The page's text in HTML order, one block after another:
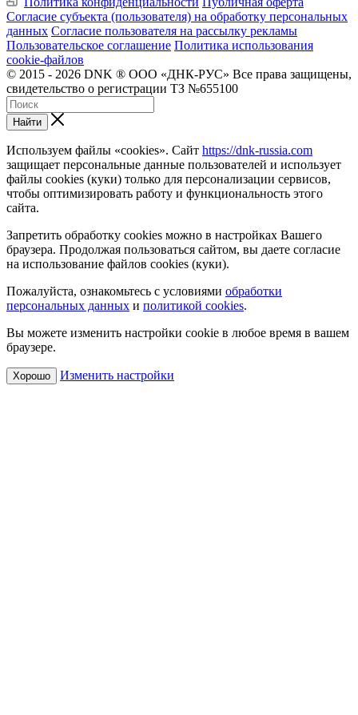
Согласие субъекта (пользователя) на обработку персональных
данных Согласие пользователя на рассылку рекламы
Пользовательское соглашение Политика использования
cookie-файлов
© 2015 - 2026 DNK ® ООО «ДНК-РУС» Все права защищены,
свидетельство о регистрации ТЗ №655100
Найти
Используем файлы «cookies». Сайт https://dnk-russia.com
защищает персональные данные пользователей и использует
файлы cookies (куки) только для персонализации сервисов,
чтобы оптимизировать работу и функциональность этого
сайта.
Запретить обработку cookies можно в настройках Вашего
браузера. Продолжая пользоваться сайтом, вы даете согласие
на использование файлов cookies (куки).
Пожалуйста, ознакомьтесь с условиями обработки
персональных данных и политикой cookies.
Вы можете изменить настройки cookie в любое время в вашем
браузере.
Хорошо Изменить настройки